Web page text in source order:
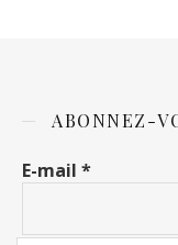
ABONNEZ-
E-mail *